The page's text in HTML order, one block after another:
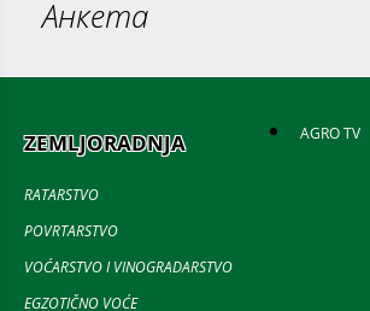
Анкета
ZEMLJORADNJA
RATARSTVO
POVRTARSTVO
VOĆARSTVO I VINOGRADARSTVO
EGZOTIČNO VOĆE
AGRO TV